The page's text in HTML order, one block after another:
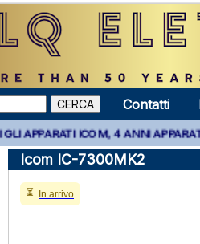
Contatti
4 ANNI APPARATI
Icom IC-7300MK2
In arrivo